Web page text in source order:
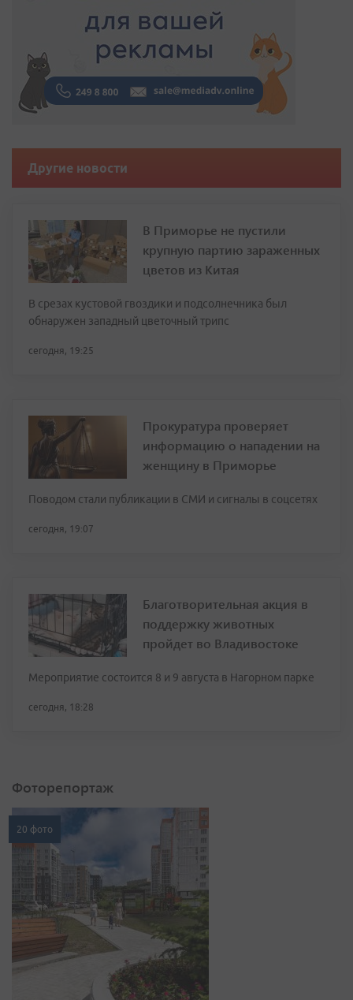
Другие новости
В Приморье не пустили
крупную партию зараженных
цветов из Китая
В срезах кустовой гвоздики и подсолнечника был
обнаружен западный цветочный трипс
сегодня, 19:25
Прокуратура проверяет
информацию о нападении на
женщину в Приморье
Поводом стали публикации в СМИ и сигналы в соцсетях
сегодня, 19:07
Благотворительная акция в
поддержку животных
пройдет во Владивостоке
Мероприятие состоится 8 и 9 августа в Нагорном парке
сегодня, 18:28
Фоторепортаж
20 фото